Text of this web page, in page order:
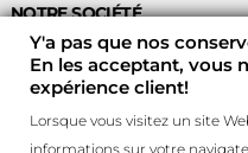
NOTRE SOCIÉTÉ
VOTRE COMPTE
CONTACTEZ-NOUS !
Y'a pas que nos
En les acceptant, vous
expérience client!
Lorsque vous visitez un site
informations sur votre